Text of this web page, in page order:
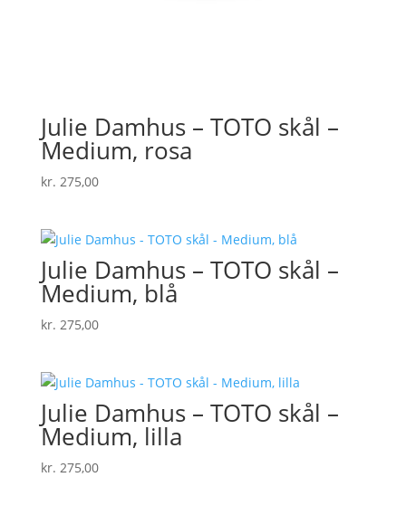
Julie Damhus – TOTO skål –
Medium, rosa
kr. 275,00
Julie Damhus – TOTO skål –
Medium, blå
kr. 275,00
Julie Damhus – TOTO skål –
Medium, lilla
kr. 275,00